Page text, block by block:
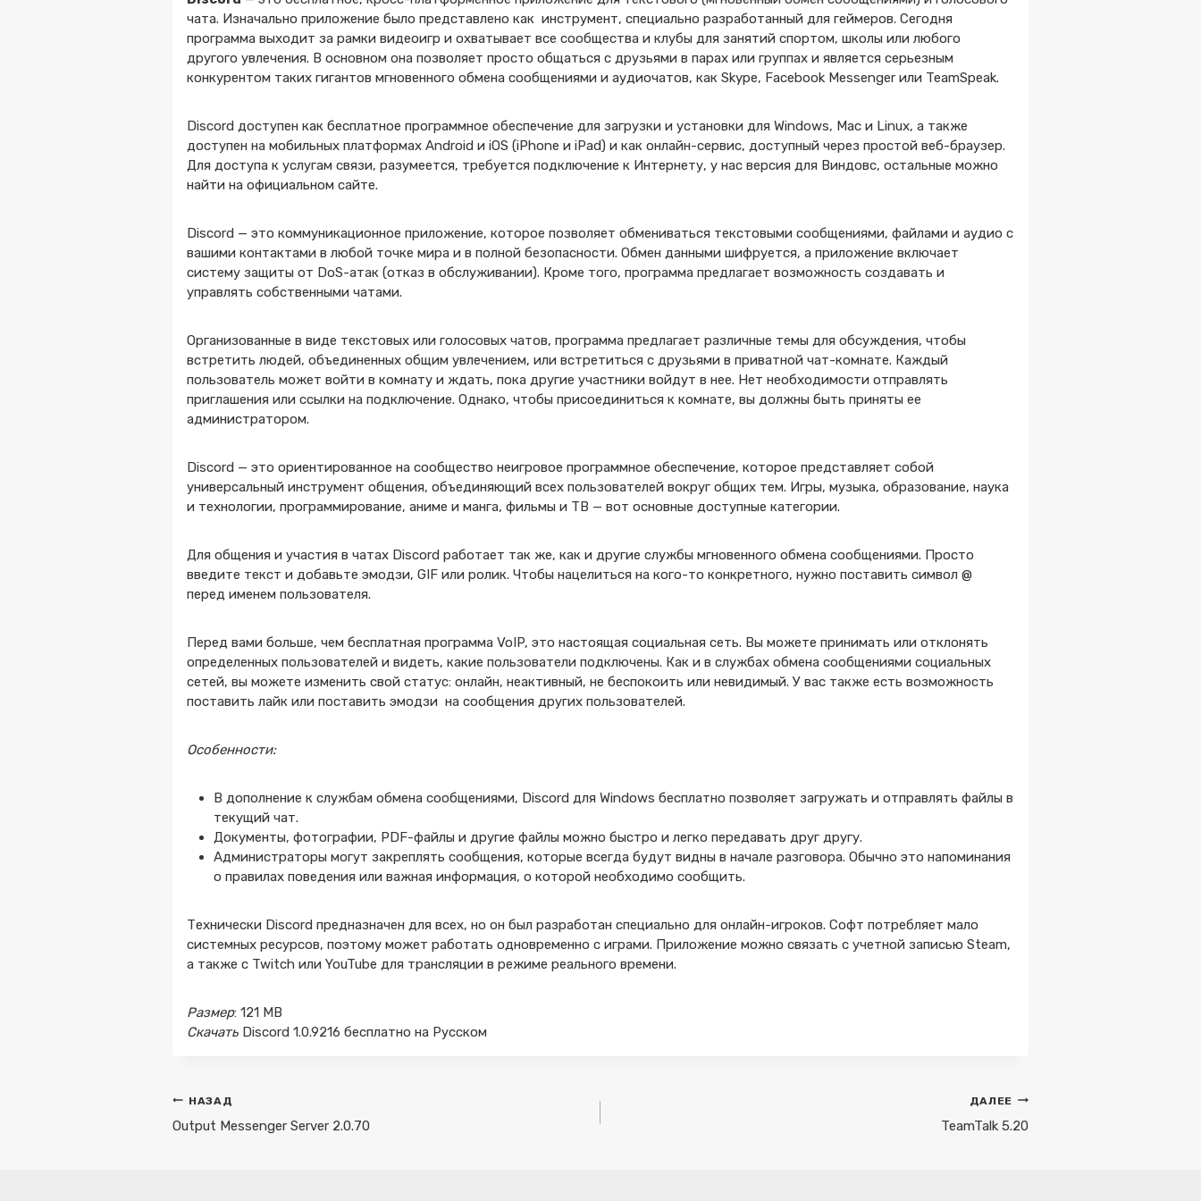
чата. Изначально приложение было представлено как инструмент, специально разработанный для геймеров. Сегодня
программа выходит за рамки видеоигр и охватывает все сообщества и клубы для занятий спортом, школы или любого
другого увлечения. В основном она позволяет просто общаться с друзьями в парах или группах и является серьезным
конкурентом таких гигантов мгновенного обмена сообщениями и аудиочатов, как Skype, Facebook Messenger или TeamSpeak.
Discord доступен как бесплатное программное обеспечение для загрузки и установки для Windows, Mac и Linux, а также
доступен на мобильных платформах Android и iOS (iPhone и iPad) и как онлайн-сервис, доступный через простой веб-браузер.
Для доступа к услугам связи, разумеется, требуется подключение к Интернету, у нас версия для Виндовс, остальные можно
найти на официальном сайте.
Discord — это коммуникационное приложение, которое позволяет обмениваться текстовыми сообщениями, файлами и аудио с
вашими контактами в любой точке мира и в полной безопасности. Обмен данными шифруется, а приложение включает
систему защиты от DoS-атак (отказ в обслуживании). Кроме того, программа предлагает возможность создавать и
управлять собственными чатами.
Организованные в виде текстовых или голосовых чатов, программа предлагает различные темы для обсуждения, чтобы
встретить людей, объединенных общим увлечением, или встретиться с друзьями в приватной чат-комнате. Каждый
пользователь может войти в комнату и ждать, пока другие участники войдут в нее. Нет необходимости отправлять
приглашения или ссылки на подключение. Однако, чтобы присоединиться к комнате, вы должны быть приняты ее
администратором.
Discord — это ориентированное на сообщество неигровое программное обеспечение, которое представляет собой
универсальный инструмент общения, объединяющий всех пользователей вокруг общих тем. Игры, музыка, образование, наука
и технологии, программирование, аниме и манга, фильмы и ТВ — вот основные доступные категории.
Для общения и участия в чатах Discord работает так же, как и другие службы мгновенного обмена сообщениями. Просто
введите текст и добавьте эмодзи, GIF или ролик. Чтобы нацелиться на кого-то конкретного, нужно поставить символ @
перед именем пользователя.
Перед вами больше, чем бесплатная программа VoIP, это настоящая социальная сеть. Вы можете принимать или отклонять
определенных пользователей и видеть, какие пользователи подключены. Как и в службах обмена сообщениями социальных
сетей, вы можете изменить свой статус: онлайн, неактивный, не беспокоить или невидимый. У вас также есть возможность
поставить лайк или поставить эмодзи на сообщения других пользователей.
Особенности:
В дополнение к службам обмена сообщениями, Discord для Windows бесплатно позволяет загружать и отправлять файлы в
текущий чат.
Документы, фотографии, PDF-файлы и другие файлы можно быстро и легко передавать друг другу.
Администраторы могут закреплять сообщения, которые всегда будут видны в начале разговора. Обычно это напоминания
о правилах поведения или важная информация, о которой необходимо сообщить.
Технически Discord предназначен для всех, но он был разработан специально для онлайн-игроков. Софт потребляет мало
системных ресурсов, поэтому может работать одновременно с играми. Приложение можно связать с учетной записью Steam,
а также с Twitch или YouTube для трансляции в режиме реального времени.
Размер: 121 MB
Скачать Discord 1.0.9216 бесплатно на Русском
Навигация
по
НАЗАД
Output Messenger Server 2.0.70
ДАЛЕЕ
TeamTalk 5.20